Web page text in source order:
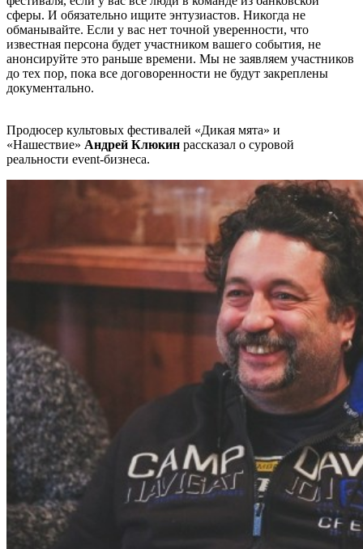
сферы. И обязательно ищите энтузиастов. Никогда не
обманывайте. Если у вас нет точной уверенности, что
известная персона будет участником вашего события, не
анонсируйте это раньше времени. Мы не заявляем участников
до тех пор, пока все договоренности не будут закреплены
документально.
Продюсер культовых фестивалей «Дикая мята» и
«Нашествие» Андрей Клюкин рассказал о суровой
реальности event-бизнеса.